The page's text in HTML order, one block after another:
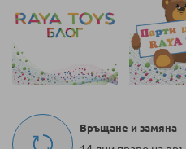
Връщане и замяна